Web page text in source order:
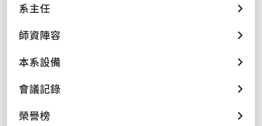
系主任
師資陣容
本系設備
會議記錄
榮譽榜